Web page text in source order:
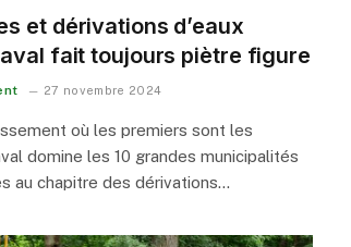
et dérivations d’eaux
fait toujours piètre figure
27 novembre 2024
où les premiers sont les
domine les 10 grandes municipalités
au chapitre des dérivations…